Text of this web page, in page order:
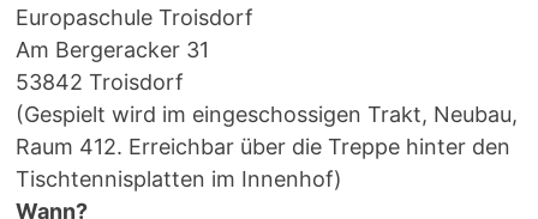
Europaschule Troisdorf
Am Bergeracker 31
53842 Troisdorf
(Gespielt wird im eingeschossigen Trakt, Neubau,
Raum 412. Erreichbar über die Treppe hinter den
Tischtennisplatten im Innenhof)
Wann?